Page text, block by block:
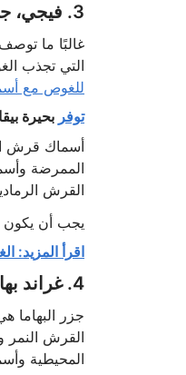
3. فيجي، جنوب المحيط الهادئ.
غالبًا ما
التي تجذب
للغوص مع
توفر بحيرة
أسماك قرش
الممرضة
القرش
يجب أن يكون
اقرأ المزيد:
4. غراند بهاما، جزر البهاما
جزر
القرش النمر
المحيطية